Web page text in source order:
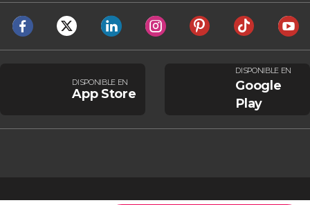
DISPONIBLE EN
App Store
DISPONIBLE EN
Google
Play